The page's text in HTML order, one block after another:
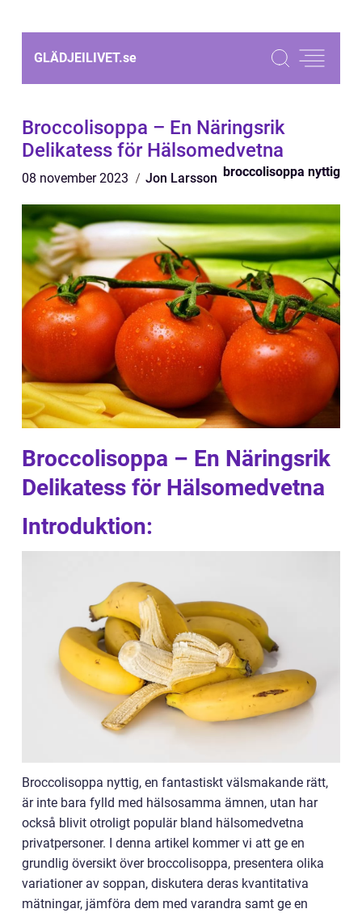
GLÄDJEILIVET.se
Broccolisoppa – En Näringsrik
Delikatess för Hälsomedvetna
08 november 2023 Jon Larsson broccolisoppa nyttig
Broccolisoppa – En Näringsrik
Delikatess för Hälsomedvetna
Introduktion:
Broccolisoppa nyttig, en fantastiskt välsmakande rätt,
är inte bara fylld med hälsosamma ämnen, utan har
också blivit otroligt populär bland hälsomedvetna
privatpersoner. I denna artikel kommer vi att ge en
grundlig översikt över broccolisoppa, presentera olika
variationer av soppan, diskutera deras kvantitativa
mätningar, jämföra dem med varandra samt ge en